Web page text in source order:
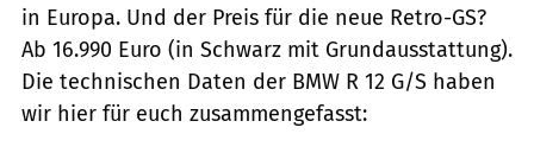
in Europa. Und der Preis für die neue Retro-GS?
Ab 16.990 Euro (in Schwarz mit Grundausstattung).
Die technischen Daten der BMW R 12 G/S haben
wir hier für euch zusammengefasst: